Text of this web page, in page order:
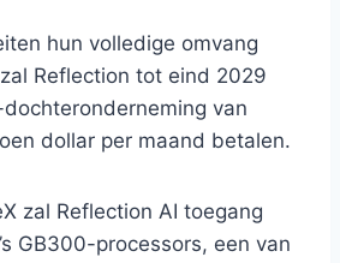
hun volledige omvang
Reflection tot eind 2029
van
dollar per maand betalen.
zal Reflection AI toegang
GB300-processors, een van